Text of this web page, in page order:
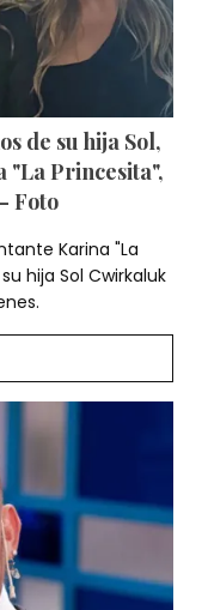
de su hija Sol,
"La Princesita",
Foto
Karina "La
hija Sol Cwirkaluk